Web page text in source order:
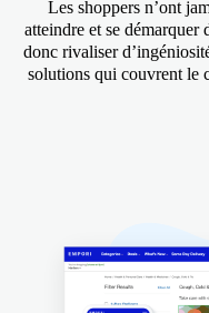
Les shoppers n’ont
atteindre et se démarquer
donc rivaliser
solutions qui couvrent le